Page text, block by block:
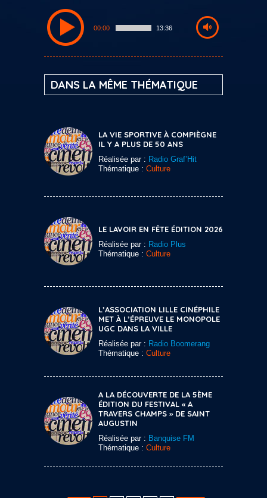
00:00 13:36
DANS LA MÊME THÉMATIQUE
LA VIE SPORTIVE À COMPIÈGNE
IL Y A PLUS DE 50 ANS
Réalisée par : Radio Graf’Hit
Thématique : Culture
LE LAVOIR EN FÊTE ÉDITION 2026
Réalisée par : Radio Plus
Thématique : Culture
L’ASSOCIATION LILLE CINÉPHILE
MET À L’ÉPREUVE LE MONOPOLE
UGC DANS LA VILLE
Réalisée par : Radio Boomerang
Thématique : Culture
A LA DÉCOUVERTE DE LA 5ÈME
ÉDITION DU FESTIVAL « A
TRAVERS CHAMPS » DE SAINT
AUGUSTIN
Réalisée par : Banquise FM
Thématique : Culture